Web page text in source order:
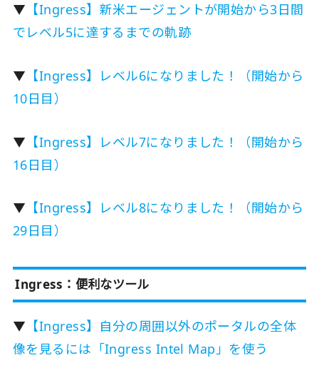
▼ 【Ingress】新米エージェントが開始から3日間
でレベル5に達するまでの軌跡
▼ 【Ingress】レベル6になりました！（開始から
10日目）
▼ 【Ingress】レベル7になりました！（開始から
16日目）
▼ 【Ingress】レベル8になりました！（開始から
29日目）
Ingress：便利なツール
▼ 【Ingress】自分の周囲以外のポータルの全体
像を見るには「Ingress Intel Map」を使う